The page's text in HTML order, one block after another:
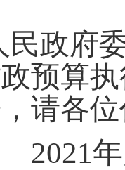
民政府
预算
请各
2021